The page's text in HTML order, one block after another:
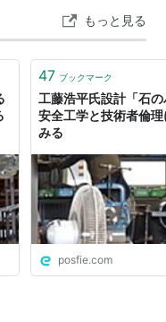
スクールジュニアユ
ユナイテッド市原・
もっと見る
47 ブックマーク
工藤浩平氏設計「石
安全工学と技術者倫
みる
posfie.com